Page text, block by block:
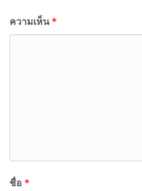
ความเห็น*
ชื่อ *